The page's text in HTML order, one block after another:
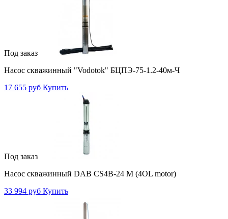
Под заказ
Насос скважинный "Vodotok" БЦПЭ-75-1.2-40м-Ч
17 655 руб Купить
Под заказ
Насос скважинный DAB CS4B-24 M (4OL motor)
33 994 руб Купить